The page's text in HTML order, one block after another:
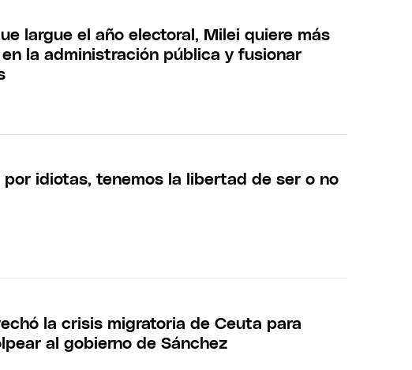
largue el año electoral, Milei quiere más
la administración pública y fusionar
por idiotas, tenemos la libertad de ser o no
la crisis migratoria de Ceuta para
al gobierno de Sánchez